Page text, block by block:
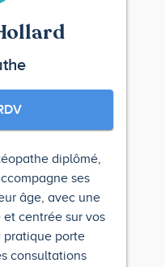
diplômé,
ses
âge, avec une
centrée sur vos
pratique porte
consultations